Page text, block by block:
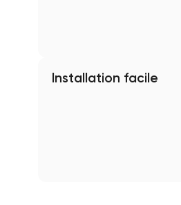
Installation facile